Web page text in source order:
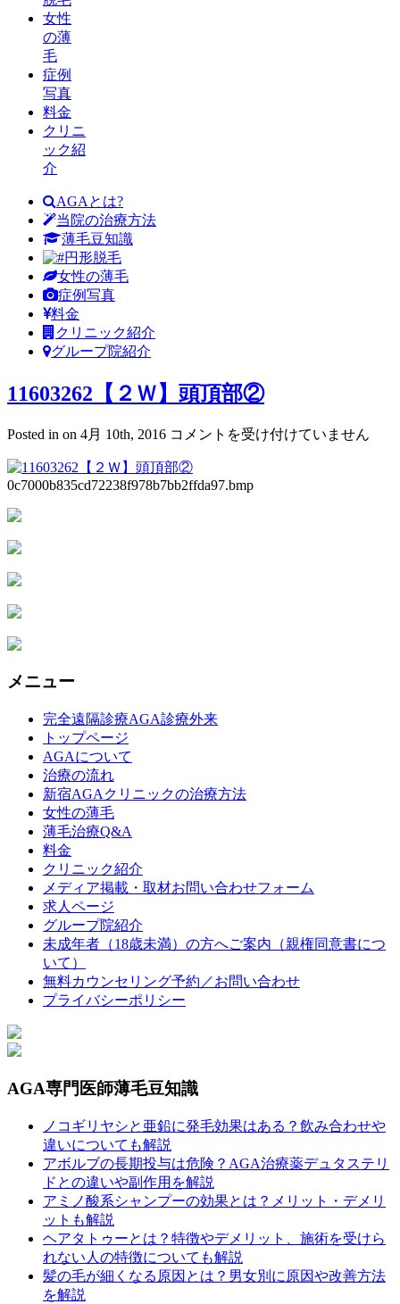
女性
の薄
毛
症例
写真
料金
クリニ
ック紹
介
AGAとは?
当院の治療方法
薄毛豆知識
円形脱毛
女性の薄毛
症例写真
料金
クリニック紹介
グループ院紹介
11603262【２Ｗ】頭頂部②
Posted in on 4月 10th, 2016 11603262【２
頭
頂
コメントを受け付けていません
0c7000b835cd72238f978b7bb2ffda97.bmp
メニュー
完全遠隔診療AGA診療外来
トップページ
AGAについて
治療の流れ
新宿AGAクリニックの治療方法
女性の薄毛
薄毛治療Q&A
料金
クリニック紹介
メディア掲載・取材お問い合わせフォーム
求人ページ
グループ院紹介
未成年者（18歳未満）の方へご案内（親権同意書につ
いて）
無料カウンセリング予約／お問い合わせ
プライバシーポリシー
AGA専門医師薄毛豆知識
ノコギリヤシと亜鉛に発毛効果はある？飲み合わせや
違いについても解説
アボルブの長期投与は危険？AGA治療薬デュタステリ
ドとの違いや副作用を解説
アミノ酸系シャンプーの効果とは？メリット・デメリ
ットも解説
ヘアタトゥーとは？特徴やデメリット、施術を受けら
れない人の特徴についても解説
髪の毛が細くなる原因とは？男女別に原因や改善方法
を解説